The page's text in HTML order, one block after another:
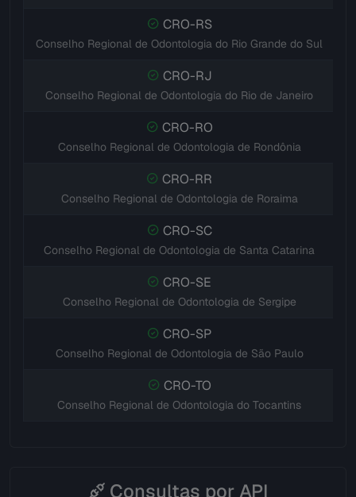
CRO-RS
Conselho Regional de Odontologia do Rio Grande do Sul
CRO-RJ
Conselho Regional de Odontologia do Rio de Janeiro
CRO-RO
Conselho Regional de Odontologia de Rondônia
CRO-RR
Conselho Regional de Odontologia de Roraima
CRO-SC
Conselho Regional de Odontologia de Santa Catarina
CRO-SE
Conselho Regional de Odontologia de Sergipe
CRO-SP
Conselho Regional de Odontologia de São Paulo
CRO-TO
Conselho Regional de Odontologia do Tocantins
Consultas por API